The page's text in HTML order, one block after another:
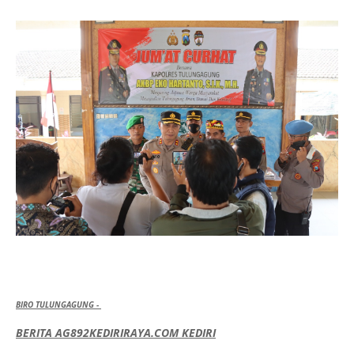
BIRO TULUNGAGUNG -
BERITA AG892KEDIRIRAYA.COM KEDIRI